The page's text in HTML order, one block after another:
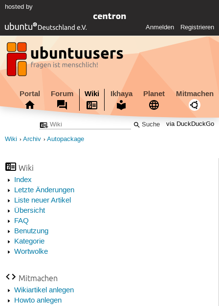
hosted by
Anmelden Registrieren
Portal Forum Wiki Ikhaya Planet Mitmachen
via DuckDuckGo
Wiki Archiv Autopackage
Wiki
Index
Letzte Änderungen
Liste neuer Artikel
Übersicht
FAQ
Benutzung
Kategorie
Wortwolke
Mitmachen
Wikiartikel anlegen
Howto anlegen